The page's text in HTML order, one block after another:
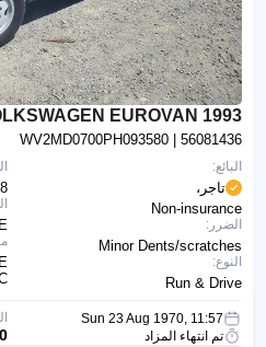
1993 VOLKSWAGEN EUROVAN
WV2MD0700PH093580 | 56081436
البائع:
تاجر،
Non-insurance
الضرر:
Minor Dents/scratches
النوع:
Run & Drive
Sun 23 Aug 1970, 11:57
تم انتهاء المزاد